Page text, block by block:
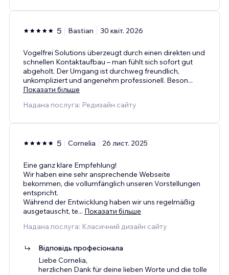
5 Bastian 30 квіт. 2026
Vogelfrei Solutions überzeugt durch einen direkten und
schnellen Kontaktaufbau – man fühlt sich sofort gut
abgeholt. Der Umgang ist durchweg freundlich,
unkompliziert und angenehm professionell. Beson...
Показати більше
Надана послуга: Редизайн сайту
5 Cornelia 26 лист. 2025
Eine ganz klare Empfehlung!
Wir haben eine sehr ansprechende Webseite
bekommen, die vollumfänglich unseren Vorstellungen
entspricht.
Während der Entwicklung haben wir uns regelmäßig
ausgetauscht, te... Показати більше
Надана послуга: Класичний дизайн сайту
Відповідь професіонала
Liebe Cornelia,
herzlichen Dank für deine lieben Worte und die tolle